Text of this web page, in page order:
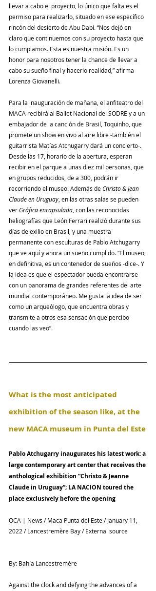
llevar a cabo el proyecto, lo único que falta es el
permiso para realizarlo, situado en ese específico
rincón del desierto de Abu Dabi. “Nos dejó en
claro que continuemos con su proyecto hasta que
lo cumplamos. Esta es nuestra misión. Es un
honor para nosotros tener la chance de llevar a
cabo su sueño final y hacerlo realidad,” afirma
Lorenza Giovanelli.
Para la inauguración de mañana, el anfiteatro del
MACA recibirá al Ballet Nacional del SODRE y a un
embajador de la canción de Brasil, Toquinho, que
promete un show en vivo al aire libre -también el
guitarrista Matías Atchugarry dará un concierto-.
Desde las 17, horario de la apertura, esperan
recibir en el parque a unas diez mil personas, que
en grupos reducidos, de a 300, podrán ir
recorriendo el museo. Además de Christo & Jean
Claude en Uruguay , en las otras salas se pueden
ver Gráfica encapsulada , con las reconocidas
heliografías que León Ferrari realizó durante sus
días de exilio en Brasil, y una muestra
permanente con esculturas de Pablo Atchugarry
que ve aquí y ahora un sueño cumplido. “El museo,
en definitiva, es un contenedor de sueños -dice-. Y
la idea es que el espectador pueda encontrarse
con un panorama de grandes referentes del arte
mundial contemporáneo. Me gusta la idea de ser
como un arqueólogo, que encuentra obras y
transmite a otros esa sensación que percibo
cuando las veo”.
What is the most anticipated
exhibition of the season like, at the
new MACA museum in Punta del Este
Pablo Atchugarry inaugurates his latest work: a
large contemporary art center that receives the
anthological exhibition “Christo & Jeanne
Claude in Uruguay”; LA NACION toured the
place exclusively before the opening
OCA | News / Maca Punta del Este / January 11,
2022 / Lancestremère Bay / External source
By: Bahía Lancestremère
Against the clock and defying the advances of a